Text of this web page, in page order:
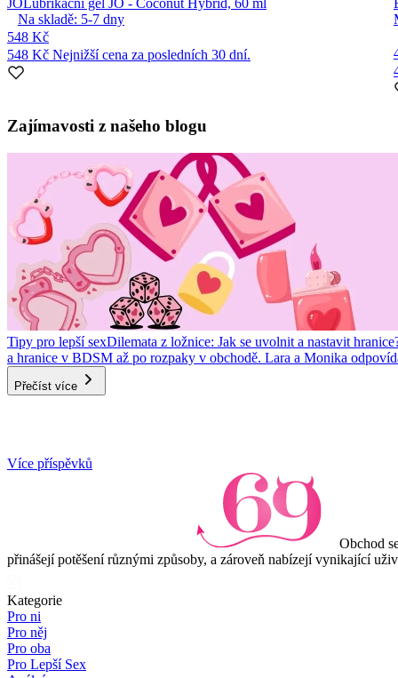
Na skladě: 5-7 dny
548 Kč
548 Kč Nejnižší cena za posledních 30 dní.
1
2
Zajímavosti z našeho blogu
Tipy pro lepší sexDilemata z ložnice: Jak se uvolnit a nastavit
a hranice v BDSM až po rozpaky v obchodě. Lara a Monika
Přečíst více
Item
Více příspěvků
Obchod
přinášejí potěšení různými způsoby, a zároveň nabízejí vynikající
Kategorie
Pro ni
Pro něj
Pro oba
Pro Lepší Sex